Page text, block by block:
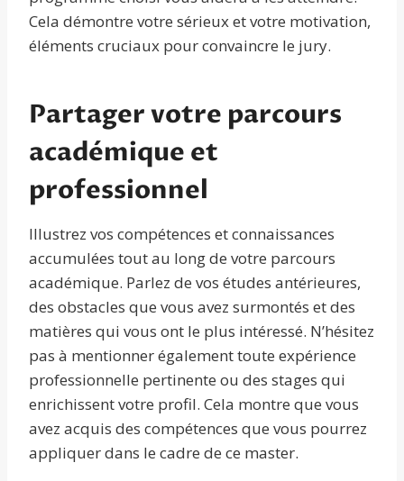
Cela démontre votre sérieux et votre motivation,
éléments cruciaux pour convaincre le jury.
Partager votre parcours
académique et
professionnel
Illustrez vos compétences et connaissances
accumulées tout au long de votre parcours
académique. Parlez de vos études antérieures,
des obstacles que vous avez surmontés et des
matières qui vous ont le plus intéressé. N’hésitez
pas à mentionner également toute expérience
professionnelle pertinente ou des stages qui
enrichissent votre profil. Cela montre que vous
avez acquis des compétences que vous pourrez
appliquer dans le cadre de ce master.